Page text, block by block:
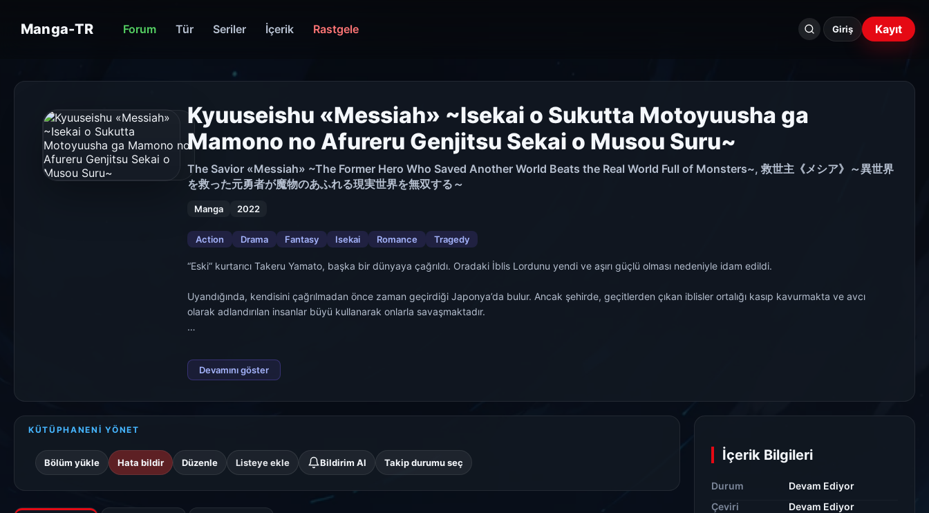
Manga-TR Forum Tür Seriler İçerik Rastgele
Seri
ara...
Giriş Kayıt
Kyuuseishu «Messiah» ~Isekai o Sukutta Motoyuusha ga
Mamono no Afureru Genjitsu Sekai o Musou Suru~
The Savior «Messiah» ~The Former Hero Who Saved Another World Beats the Real World Full of Monsters~, 救世主《メシア》～異世界
を救った元勇者が魔物のあふれる現実世界を無双する～
Manga 2022
Action Drama Fantasy Isekai Romance Tragedy
“Eski“ kurtarıcı Takeru Yamato, başka bir dünyaya çağrıldı. Oradaki İblis Lordunu yendi ve aşırı güçlü olması nedeniyle idam edildi.
Uyandığında, kendisini çağrılmadan önce zaman geçirdiği Japonya’da bulur. Ancak şehirde, geçitlerden çıkan iblisler ortalığı kasıp kavurmakta ve avcı
olarak adlandırılan insanlar büyü kullanarak onlarla savaşmaktadır.
Devamını göster
KÜTÜPHANENİ YÖNET
Bölüm yükle Hata bildir Düzenle Listeye ekle Bildirim Al Takip durumu seç İçerik Bilgileri
Durum
Devam Ediyor
Çeviri
Devam Ediyor